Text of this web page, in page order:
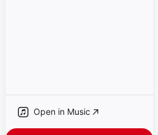
Open in Music